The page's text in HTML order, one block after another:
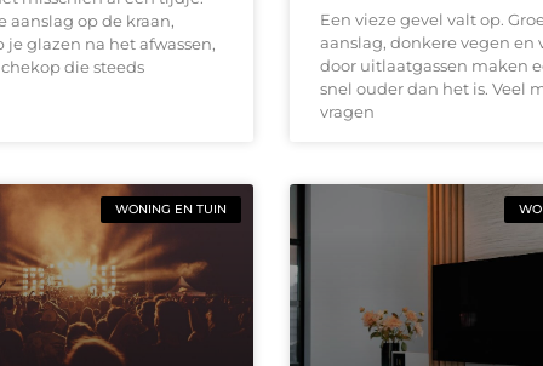
aanslag op de kraan,
je glazen na het afwassen,
die steeds
Een vieze gevel valt op.
aanslag, donkere vegen en
door uitlaatgassen maken
snel ouder dan het is. Veel
vragen
WONING EN TUIN